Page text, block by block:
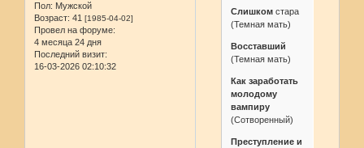
Пол: Мужской
Возраст: 41 [1985-04-02]
Провел на форуме:
4 месяца 24 дня
Последний визит:
16-03-2026 02:10:32
Слишком стара
(Темная мать)
Восставший
(Темная мать)
Как заработать
молодому
вампиру
(Сотворенный)
Преступление и